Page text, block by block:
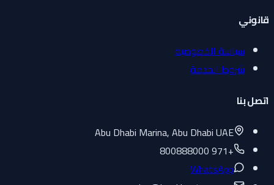
قانوني
سياسة الخصوصية
شروط الخدمة
اتصل بنا
Abu Dhabi Marina, Abu Dhabi UAE
+971 800888000
WhatsApp